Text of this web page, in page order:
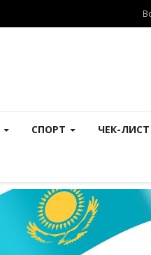
СПОРТ ЧЕК-ЛИСТ